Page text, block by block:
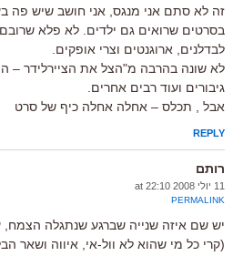
זה לא סתם אני מנגס, אני חושב שיש פה
בסרטים שרואים גם ילדים. לא פלא
לבדלנים, ארוגנטים וצרי אופקים.
לא שונה בהרבה מ"הצל את הציירלידר –
גיבורים ועוד רבים אחרים.
אבל , תכלס – אחלה אחלה כיף של סרט
REPLY
רותם
11 יולי 2008 at 22:10
PERMALINK
יש שם איזה שנייה שברגע שנתגלה הצמח,
(קרי כל מי שהוא לא וול-אי, איווה ושאר